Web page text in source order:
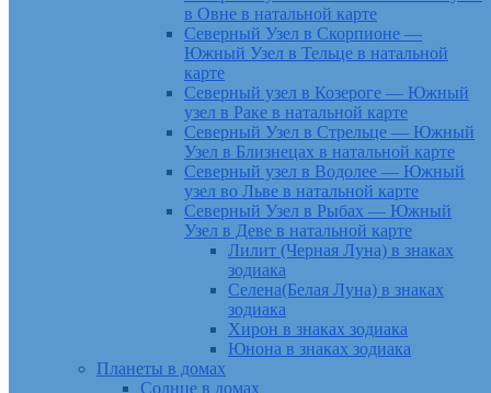
в Овне в натальной карте
Северный Узел в Скорпионе —
Южный Узел в Тельце в натальной
карте
Северный узел в Козероге — Южный
узел в Раке в натальной карте
Северный Узел в Стрельце — Южный
Узел в Близнецах в натальной карте
Северный узел в Водолее — Южный
узел во Льве в натальной карте
Северный Узел в Рыбах — Южный
Узел в Деве в натальной карте
Лилит (Черная Луна) в знаках
зодиака
Селена(Белая Луна) в знаках
зодиака
Хирон в знаках зодиака
Юнона в знаках зодиака
Планеты в домах
Солнце в домах